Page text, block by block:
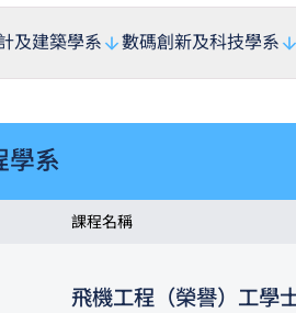
及建築學系 數碼創新及科技學系
學系
課程名稱
飛機工程（榮譽）工學